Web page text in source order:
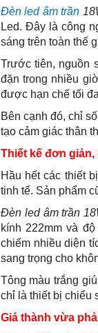
Đèn led âm trần
Led. Đây là công
sáng trên toàn thế
Trước tiên, nguồn
đặn trong nhiều
được hạn chế tối
Bên cạnh đó, chỉ
tạo cảm giác thân
Thiết kế đơn giản,
Hầu hết các thiết
tinh tế. Sản phẩm
Đèn led âm trần
kính 222mm và
chiếm nhiều diện
sang trọng cho
Tông màu trắng
chỉ là thiết bị chiếu
Giá thành vừa